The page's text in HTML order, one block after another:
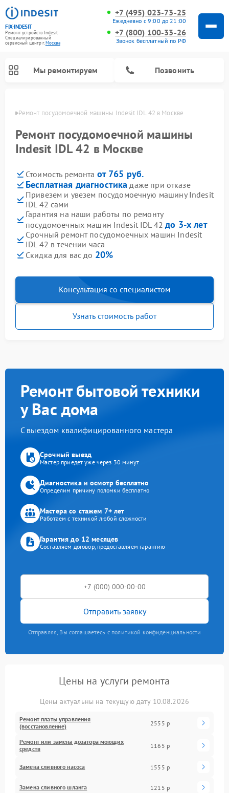
FIX-INDESIT
Ремонт устройств Indesit
Специализированный
cервисный центр г.Москва
+7 (495) 023-73-25
Ежедневно с 9:00 до 21:00
+7 (800) 100-33-26
Звонок бесплатный по РФ
Мы ремонтируем Позвонить
Ремонт посудомоечной машины Indesit IDL 42 в Москве
Ремонт посудомоечной машины
Indesit IDL 42 в Москве
Стоимость ремонта от 765 руб.
Бесплатная диагностика даже при отказе
Привезем и увезем посудомоечную машину Indesit
IDL 42 сами
Гарантия на наши работы по ремонту
посудомоечных машин Indesit IDL 42до 3-х лет
Срочный ремонт посудомоечных машин Indesit
IDL 42 в течении часа
Скидка для вас до 20%
Консультация со специалистом
Узнать стоимость работ
Ремонт бытовой техники
у Вас дома
С выездом квалифицированного мастера
Срочный выезд
Мастер приедет уже через 30 минут
Диагностика и осмотр бесплатно
Определим причину поломки бесплатно
Мастера со стажем 7+ лет
Работаем с техникой любой сложности
Гарантия до 12 месяцев
Составляем договор, предоставляем гарантию
Отправить заявку
Отправляя, Вы соглашаетесь с политикой конфиденциальности
Цены на услуги ремонта
Цены актуальны на текущую дату 10.08.2026
Ремонт платы управления
(восстановление)
2555 р
Ремонт или замена дозатора моющих
средств
1165 р
Замена сливного насоса 1555 р
Замена сливного шланга 1215 р